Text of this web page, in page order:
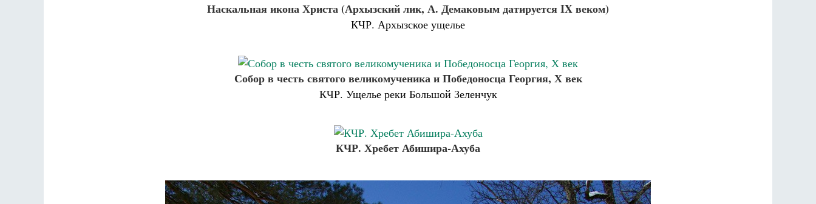
Наскальная икона Христа (Архызский лик, А. Демаковым датируется IX веком)
КЧР. Архызское ущелье
Собор в честь святого великомученика и Победоносца Георгия, Х век
КЧР. Ущелье реки Большой Зеленчук
КЧР. Хребет Абишира-Ахуба